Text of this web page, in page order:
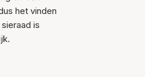
het vinden
is